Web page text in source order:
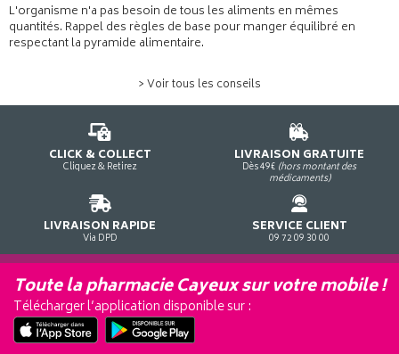
L'organisme n'a pas besoin de tous les aliments en mêmes
quantités. Rappel des règles de base pour manger équilibré en
respectant la pyramide alimentaire.
> Voir tous les conseils
CLICK & COLLECT
Cliquez & Retirez
LIVRAISON GRATUITE
Dès 49€ (hors montant des
médicaments)
LIVRAISON RAPIDE
Via DPD
SERVICE CLIENT
09 72 09 30 00
Toute la pharmacie Cayeux sur votre mobile !
Télécharger l’application disponible sur :